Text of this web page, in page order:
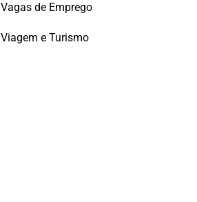
Vagas de Emprego
Viagem e Turismo